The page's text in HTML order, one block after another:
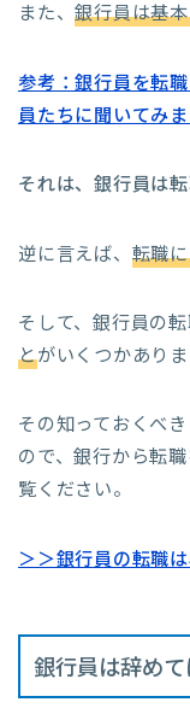
また、銀行員は基
参考：銀行員を転
員たちに聞いてみま
それは、銀行員は
逆に言えば、 転職
そして、銀行員の
とがいくつかありま
その知っておくべ
ので、銀行から転
覧ください。
＞＞銀行員の転職
銀行員は辞め